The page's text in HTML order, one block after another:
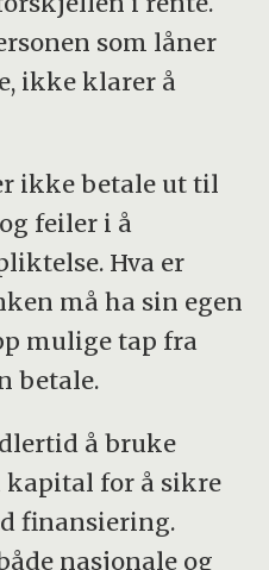
som låner
ikke klarer å
ikke betale ut til
feiler i å
Hva er
må ha sin egen
mulige tap fra
betale.
å bruke
kapital for å sikre
finansiering.
nasjonale og